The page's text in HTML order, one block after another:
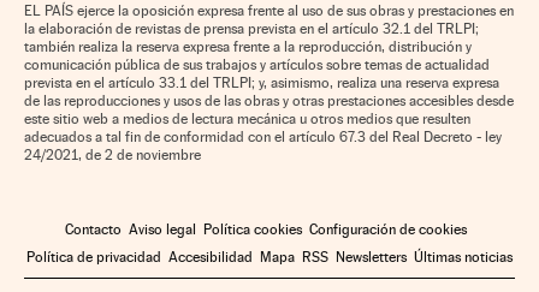
EL PAÍS ejerce la oposición expresa frente al uso de sus obras y prestaciones en
la elaboración de revistas de prensa prevista en el artículo 32.1 del TRLPI;
también realiza la reserva expresa frente a la reproducción, distribución y
comunicación pública de sus trabajos y artículos sobre temas de actualidad
prevista en el artículo 33.1 del TRLPI; y, asimismo, realiza una reserva expresa
de las reproducciones y usos de las obras y otras prestaciones accesibles desde
este sitio web a medios de lectura mecánica u otros medios que resulten
adecuados a tal fin de conformidad con el artículo 67.3 del Real Decreto - ley
24/2021, de 2 de noviembre
Contacto Aviso legal Política cookies Configuración de cookies
Política de privacidad Accesibilidad Mapa RSS Newsletters Últimas noticias